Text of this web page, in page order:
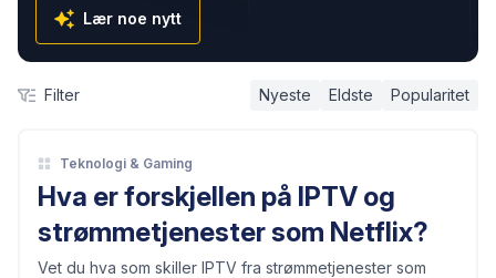
Lær noe nytt
Filter Nyeste Eldste Popularitet
Teknologi & Gaming
Hva er forskjellen på IPTV og
strømmetjenester som Netflix?
Vet du hva som skiller IPTV fra strømmetjenester som